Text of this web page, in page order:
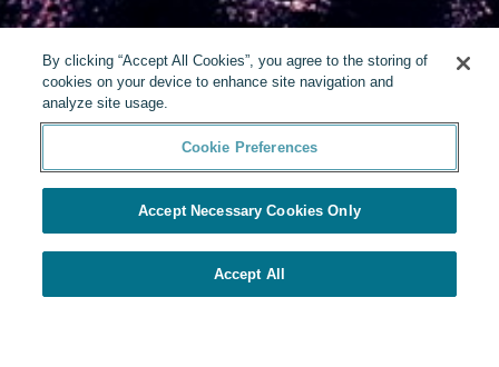
By clicking “Accept All Cookies”, you agree to the storing of
cookies on your device to enhance site navigation and
analyze site usage.
Cookie Preferences
Accept Necessary Cookies Only
Accept All